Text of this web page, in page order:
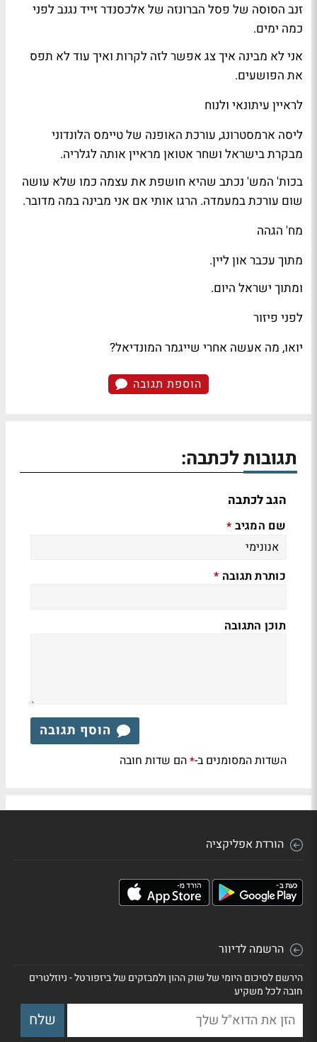
זנב הסוסה של פסל הברונזה של אלכסנדר זייד נגנב לפני
כמה ימים.
אני לא מבינה איךצג אפשר לזה לקרות ואיך עוד לא תפס
את הפושעים.
לראיין עיתונאי ולנוח
ליסה ארמסטרונג, עורכת האופנה שלטיימס הלונדוני
מבקרת בישראל ושחר אטואן מראיין אותה לגלריה.
בכות' המש' נכתב שהיא חושפת את עצמה כמו שלא עושה
שום עורכת במעמדה. הרגו אותי אם אני מבינה במה מדובר.
מח' הגהה
מתוך עכבר און ליין.
ומתוך ישראל היום.
לפני פיזור
יואו, מה אעשה אחרי שייגמר המונדיאל?
הוספת תגובה
תגובות לכתבה:
הגב לכתבה
שם המגיב *
כותרת תגובה *
תוכן התגובה
הוסף תגובה
השדות המסומנים ב-*הם שדות חובה
הורדת אפליקציה
הרשמה לדיוור
הירשם לסיכום היומי של שוק ההון ולמבזקים של ביזפורטל - ניוזלטרים
חובה לכל משקיע